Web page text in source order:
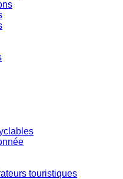
touristiques